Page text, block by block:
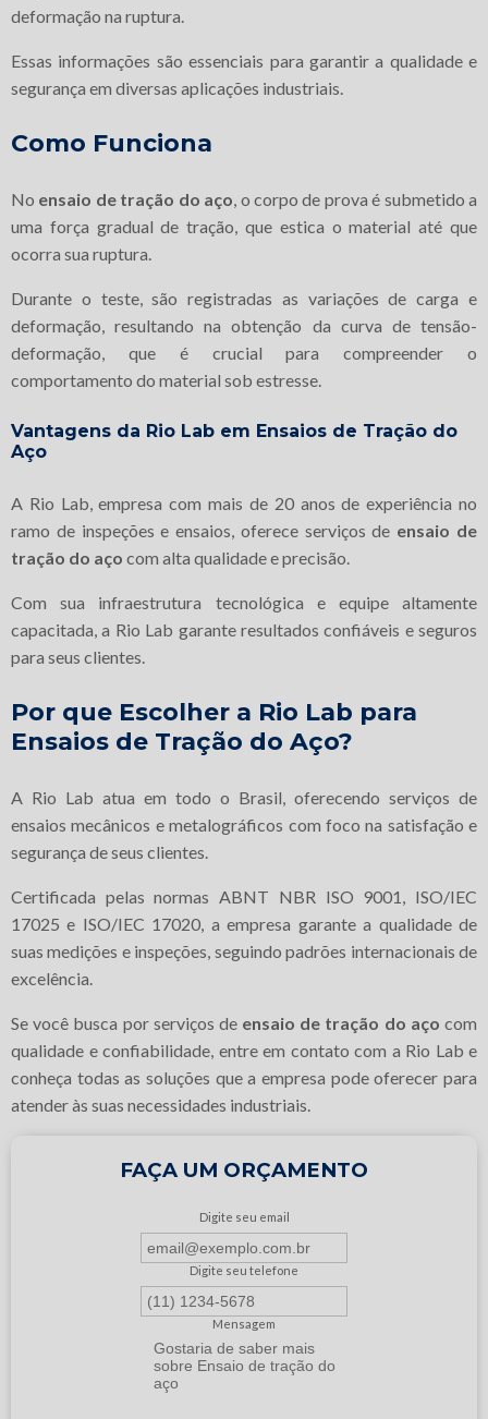
deformação na ruptura.
Essas informações são essenciais para garantir a qualidade e
segurança em diversas aplicações industriais.
Como Funciona
No ensaio de tração do aço, o corpo de prova é submetido a
uma força gradual de tração, que estica o material até que
ocorra sua ruptura.
Durante o teste, são registradas as variações de carga e
deformação, resultando na obtenção da curva de tensão-
deformação, que é crucial para compreender o
comportamento do material sob estresse.
Vantagens da Rio Lab em Ensaios de Tração do
Aço
A Rio Lab, empresa com mais de 20 anos de experiência no
ramo de inspeções e ensaios, oferece serviços de ensaio de
tração do aço com alta qualidade e precisão.
Com sua infraestrutura tecnológica e equipe altamente
capacitada, a Rio Lab garante resultados confiáveis e seguros
para seus clientes.
Por que Escolher a Rio Lab para
Ensaios de Tração do Aço?
A Rio Lab atua em todo o Brasil, oferecendo serviços de
ensaios mecânicos e metalográficos com foco na satisfação e
segurança de seus clientes.
Certificada pelas normas ABNT NBR ISO 9001, ISO/IEC
17025 e ISO/IEC 17020, a empresa garante a qualidade de
suas medições e inspeções, seguindo padrões internacionais de
excelência.
Se você busca por serviços de ensaio de tração do aço com
qualidade e confiabilidade, entre em contato com a Rio Lab e
conheça todas as soluções que a empresa pode oferecer para
atender às suas necessidades industriais.
FAÇA UM ORÇAMENTO
Digite seu email
Digite seu telefone
Mensagem